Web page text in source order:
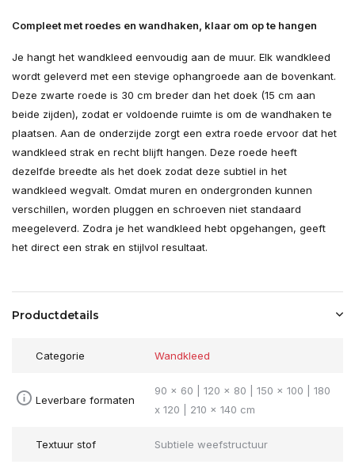
Compleet met roedes en wandhaken, klaar om op te hangen
Je hangt het wandkleed eenvoudig aan de muur. Elk wandkleed
wordt geleverd met een stevige ophangroede aan de bovenkant.
Deze zwarte roede is 30 cm breder dan het doek (15 cm aan
beide zijden), zodat er voldoende ruimte is om de wandhaken te
plaatsen. Aan de onderzijde zorgt een extra roede ervoor dat het
wandkleed strak en recht blijft hangen. Deze roede heeft
dezelfde breedte als het doek zodat deze subtiel in het
wandkleed wegvalt. Omdat muren en ondergronden kunnen
verschillen, worden pluggen en schroeven niet standaard
meegeleverd. Zodra je het wandkleed hebt opgehangen, geeft
het direct een strak en stijlvol resultaat.
Productdetails
Categorie Wandkleed
Leverbare formaten
90 x 60 | 120 x 80 | 150 x 100 | 180
x 120 | 210 x 140 cm
Textuur stof Subtiele weefstructuur